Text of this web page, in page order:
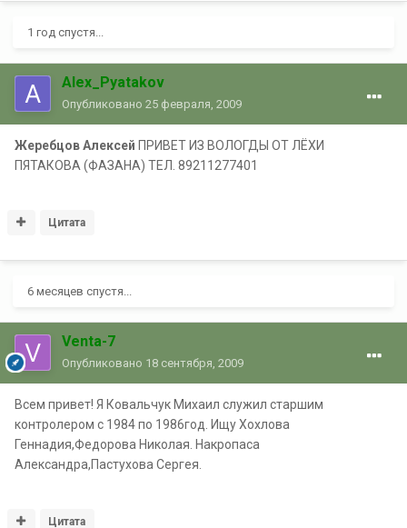
1 год спустя...
Alex_Pyatakov
Опубликовано 25 февраля, 2009
Жеребцов Алексей ПРИВЕТ ИЗ ВОЛОГДЫ ОТ ЛЁХИ
ПЯТАКОВА (ФАЗАНА) ТЕЛ. 89211277401
Цитата
6 месяцев спустя...
Venta-7
Опубликовано 18 сентября, 2009
Всем привет! Я Ковальчук Михаил служил старшим
контролером с 1984 по 1986год. Ищу Хохлова
Геннадия,Федорова Николая. Накропаса
Александра,Пастухова Сергея.
Цитата